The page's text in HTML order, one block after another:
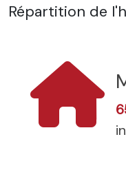
Répartition de